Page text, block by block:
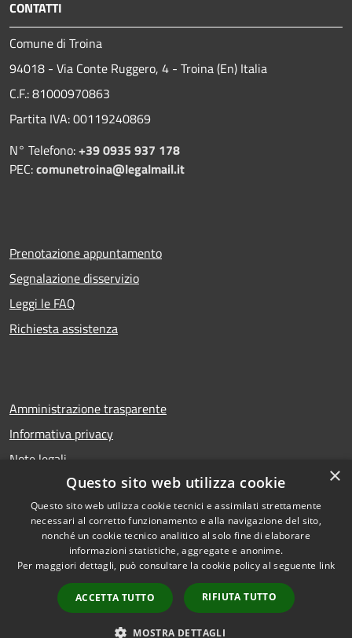
CONTATTI
Comune di Troina
94018 - Via Conte Ruggero, 4 - Troina (En) Italia
C.F.: 81000970863
Partita IVA: 00119240869
N° Telefono:+39 0935 937 178
PEC:comunetroina@legalmail.it
Prenotazione appuntamento
Segnalazione disservizio
Leggi le FAQ
Richiesta assistenza
Amministrazione trasparente
Informativa privacy
Note legali
Dichiarazione di accessibilità
Accessibilità
Copyright © 2026 • Comune di
Troina • Powered by
Municipium•
Accesso
redazione
×
Questo sito web utilizza cookie
Questo sito web utilizza cookie tecnici e assimilati strettamente
necessari al corretto funzionamento e alla navigazione del sito,
nonché un cookie tecnico analitico al solo fine di elaborare
informazioni statistiche, aggregate e anonime.
Per maggiori dettagli, può consultare la cookie policy al seguente link
ACCETTA TUTTO RIFIUTA TUTTO
MOSTRA DETTAGLI